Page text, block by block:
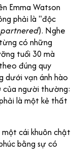
Emma Watson
phải là "độc
). Nghe
có những
tuổi 30 mà
đúng quy
dưới vạn ánh hào
của người thường:
là một kẻ thất
cái khuôn chật
bằng sự có